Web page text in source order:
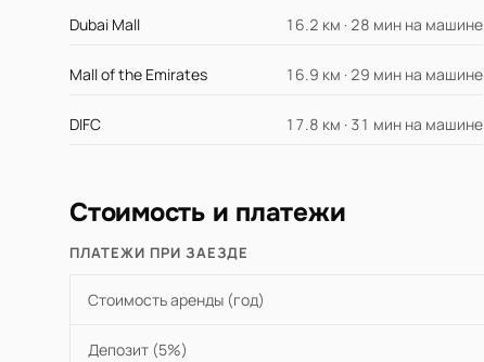
Dubai Mall 16.2 км · 28 мин на машине
Mall of the Emirates 16.9 км · 29 мин на машине
DIFC 17.8 км · 31 мин на машине
Стоимость и платежи
ПЛАТЕЖИ ПРИ ЗАЕЗДЕ
Стоимость аренды (год)
Депозит (5%)